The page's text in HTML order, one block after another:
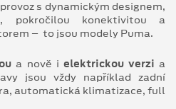
s dynamickým designem,
pokročilou konektivitou a
– to jsou modely Puma.
a nově i elektrickou verzi a
jsou vždy například zadní
automatická klimatizace, full